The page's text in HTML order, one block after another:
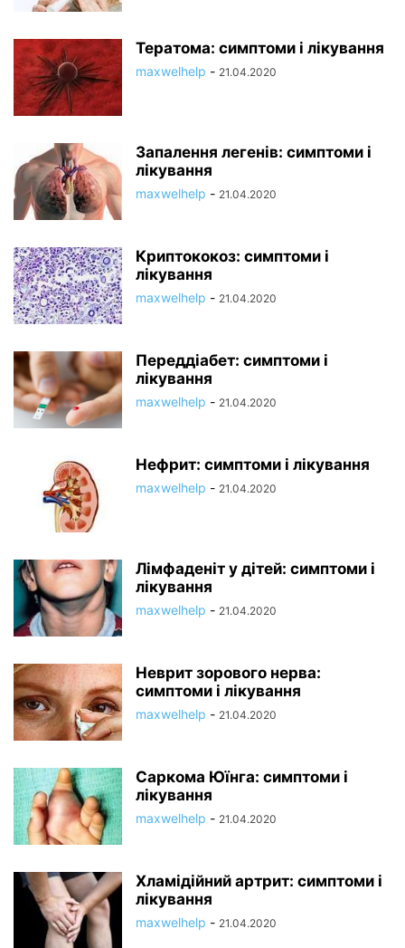
Тератома: симптоми і лікування
maxwelhelp - 21.04.2020
Запалення легенів: симптоми і
лікування
maxwelhelp - 21.04.2020
Криптококоз: симптоми і
лікування
maxwelhelp - 21.04.2020
Переддіабет: симптоми і
лікування
maxwelhelp - 21.04.2020
Нефрит: симптоми і лікування
maxwelhelp - 21.04.2020
Лімфаденіт у дітей: симптоми і
лікування
maxwelhelp - 21.04.2020
Неврит зорового нерва:
симптоми і лікування
maxwelhelp - 21.04.2020
Саркома Юїнга: симптоми і
лікування
maxwelhelp - 21.04.2020
Хламідійний артрит: симптоми і
лікування
maxwelhelp - 21.04.2020